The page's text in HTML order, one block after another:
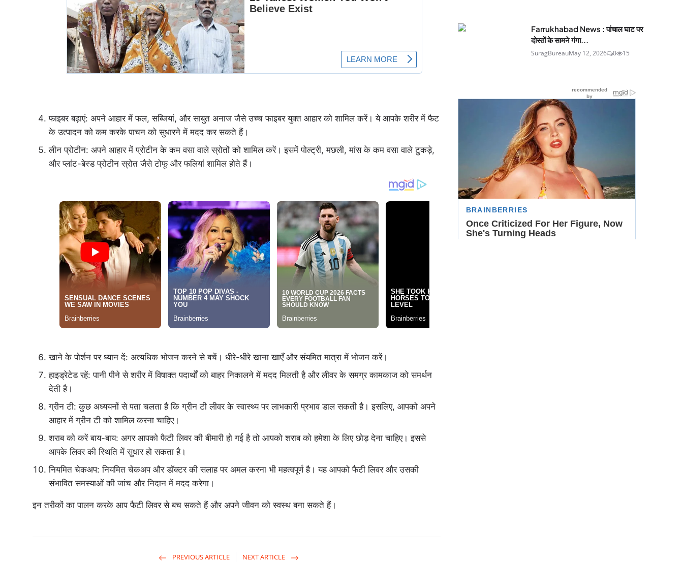
फाइबर बढ़ाएं: अपने आहार में फल, सब्जियां, और साबुत अनाज जैसे उच्च फाइबर युक्त आहार को शामिल करें। ये आपके शरीर में फैट
के उत्पादन को कम करके पाचन को सुधारने में मदद कर सकते हैं।
लीन प्रोटीन: अपने आहार में प्रोटीन के कम वसा वाले स्रोतों को शामिल करें। इसमें पोल्ट्री, मछली, मांस के कम वसा वाले टुकड़े,
और प्लांट-बेस्ड प्रोटीन स्रोत जैसे टोफू और फलियां शामिल होते हैं।
खाने के पोर्शन पर ध्यान दें: अत्यधिक भोजन करने से बचें। धीरे-धीरे खाना खाएँ और संयमित मात्रा में भोजन करें।
हाइड्रेटेड रहें: पानी पीने से शरीर में विषाक्त पदार्थों को बाहर निकालने में मदद मिलती है और लीवर के समग्र कामकाज को समर्थन
देती है।
ग्रीन टी: कुछ अध्ययनों से पता चलता है कि ग्रीन टी लीवर के स्वास्थ्य पर लाभकारी प्रभाव डाल सकती है। इसलिए, आपको अपने
आहार में ग्रीन टी को शामिल करना चाहिए।
शराब को करें बाय-बाय: अगर आपको फैटी लिवर की बीमारी हो गई है तो आपको शराब को हमेशा के लिए छोड़ देना चाहिए। इससे
आपके लिवर की स्थिति में सुधार हो सकता है।
नियमित चेकअप: नियमित चेकअप और डॉक्टर की सलाह पर अमल करना भी महत्वपूर्ण है। यह आपको फैटी लिवर और उसकी
संभावित समस्याओं की जांच और निदान में मदद करेगा।
इन तरीकों का पालन करके आप फैटी लिवर से बच सकते हैं और अपने जीवन को स्वस्थ बना सकते हैं।
PREVIOUS ARTICLE NEXT ARTICLE
Farrukhabad News : पांचाल घाट पर
दोस्तों के सामने गंगा...
SuragBureauMay 12, 2026 0 15